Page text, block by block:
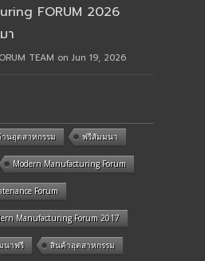
FORUM 2026
า
TEAM on Jun 19, 2026
นอุตสาหกรรม ฟรีสัมมนา
Modern Manufacturing Forum
Forum
Manufacturing Forum 2017
นาฟรี สินค้าอุตสาหกรรม